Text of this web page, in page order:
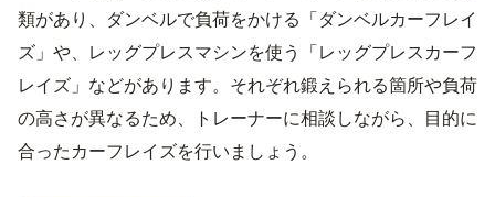
類があり、ダンベルで負荷をかける「ダンベルカーフレイ
ズ」や、レッグプレスマシンを使う「レッグプレスカーフ
レイズ」などがあります。それぞれ鍛えられる箇所や負荷
の高さが異なるため、トレーナーに相談しながら、目的に
合ったカーフレイズを行いましょう。